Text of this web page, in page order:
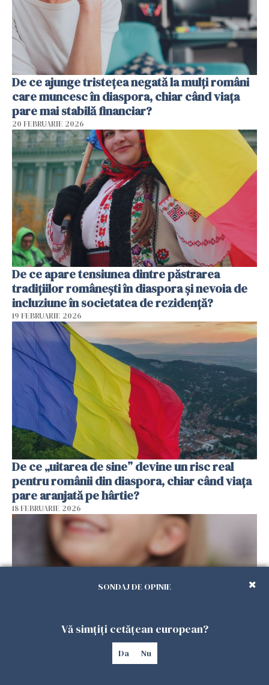
De ce ajunge tristețea negată la mulți români
care muncesc în diaspora, chiar când viața
pare mai stabilă financiar?
20 FEBRUARIE 2026
De ce apare tensiunea dintre păstrarea
tradițiilor românești în diaspora și nevoia de
incluziune în societatea de rezidență?
19 FEBRUARIE 2026
De ce „uitarea de sine” devine un risc real
pentru românii din diaspora, chiar când viața
pare aranjată pe hârtie?
18 FEBRUARIE 2026
Alocație universală pentru copii în Spania.
SONDAJ DE OPINIE
Vă simțiți cetățean european?
Da Nu